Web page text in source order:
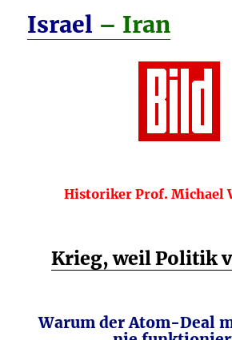
Israel – Iran
Historiker Prof. Michael
Krieg, weil Politik
Warum der Atom-Deal